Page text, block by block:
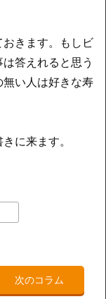
きます。もしビ
答えれると思う
い人は好きな寿
に来ます。
次のコラム